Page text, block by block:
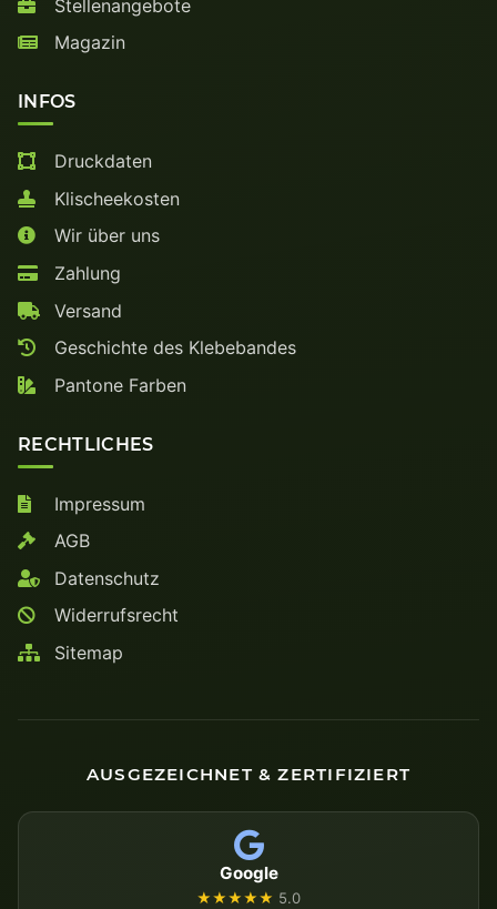
Stellenangebote
Magazin
INFOS
Druckdaten
Klischeekosten
Wir über uns
Zahlung
Versand
Geschichte des Klebebandes
Pantone Farben
RECHTLICHES
Impressum
AGB
Datenschutz
Widerrufsrecht
Sitemap
AUSGEZEICHNET & ZERTIFIZIERT
Google
★★★★★ 5.0